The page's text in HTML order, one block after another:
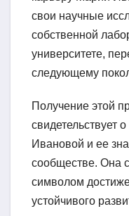
свои научные
собственной
университете,
следующему
Получение этой
свидетельствует
Ивановой и ее
сообществе. Она
символом
устойчивого